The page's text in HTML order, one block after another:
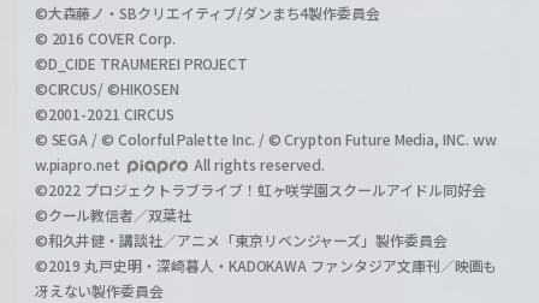
©大森藤ノ・SBクリエイティブ/ダンまち4製作委員会
© 2016 COVER Corp.
©D_CIDE TRAUMEREI PROJECT
©CIRCUS/ ©HIKOSEN
©2001-2021 CIRCUS
© SEGA / © Colorful Palette Inc. / © Crypton Future Media, INC. ww
w.piapro.net
All rights reserved.
©2022 プロジェクトラブライブ！虹ヶ咲学園スクールアイドル同好会
©クール教信者／双葉社
©和久井健・講談社／アニメ「東京リベンジャーズ」製作委員会
©2019 丸戸史明・深崎暮人・KADOKAWA ファンタジア文庫刊／映画も
冴えない製作委員会